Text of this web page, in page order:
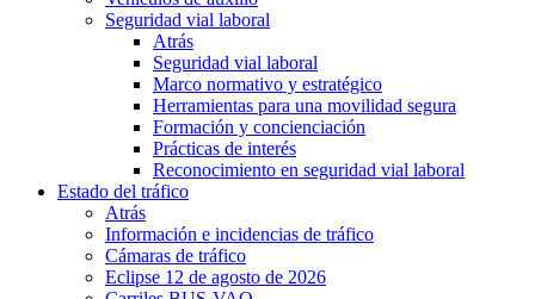
Seguridad vial laboral
Atrás
Seguridad vial laboral
Marco normativo y estratégico
Herramientas para una movilidad segura
Formación y concienciación
Prácticas de interés
Reconocimiento en seguridad vial laboral
Estado del tráfico
Atrás
Información e incidencias de tráfico
Cámaras de tráfico
Eclipse 12 de agosto de 2026